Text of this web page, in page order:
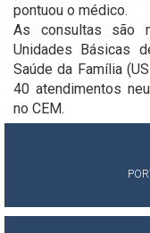
pontuou o médico.
As consultas são
Unidades Básicas
Saúde da Família
40 atendimentos
no CEM.